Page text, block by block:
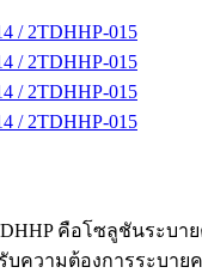
คือโซลูชันระบ
ความต้องการระบา